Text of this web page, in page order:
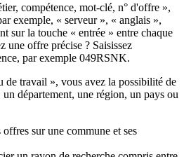
compétence, mot-clé, n° d'offre »,
exemple, « serveur », « anglais »,
sur la touche « entrée » entre chaque
une offre précise ? Saisissez
par exemple 049RSNK.
de travail », vous avez la possibilité de
département, une région, un pays ou
sur une commune et ses